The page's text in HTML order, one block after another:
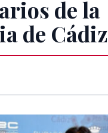
de la
de Cádiz